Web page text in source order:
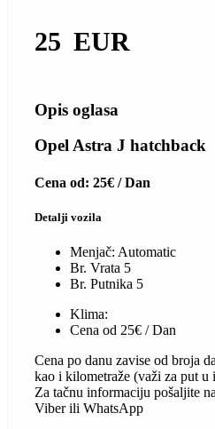
25
Opis oglasa
Opel Astra J hatchback
Cena od: 25€ / Dan
Detalji vozila
Menjač: Automatic
Br. Vrata 5
Br. Putnika 5
Klima:
Cena od 25€ / Dan
Cena po danu zavise od broja
kao i kilometraže (važi za put u
Za tačnu informaciju pošaljite
Viber ili WhatsApp